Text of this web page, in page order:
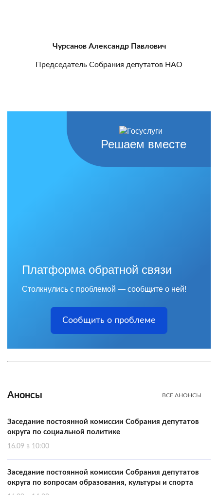
Чурсанов Александр Павлович
Председатель Собрания депутатов НАО
Решаем вместе
Платформа обратной связи
Столкнулись с проблемой — сообщите о ней!
Сообщить о проблеме
Анонсы ВСЕ АНОНСЫ
Заседание постоянной комиссии Собрания депутатов
округа по социальной политике
16.09 в 10:00
Заседание постоянной комиссии Собрания депутатов
округа по вопросам образования, культуры и спорта